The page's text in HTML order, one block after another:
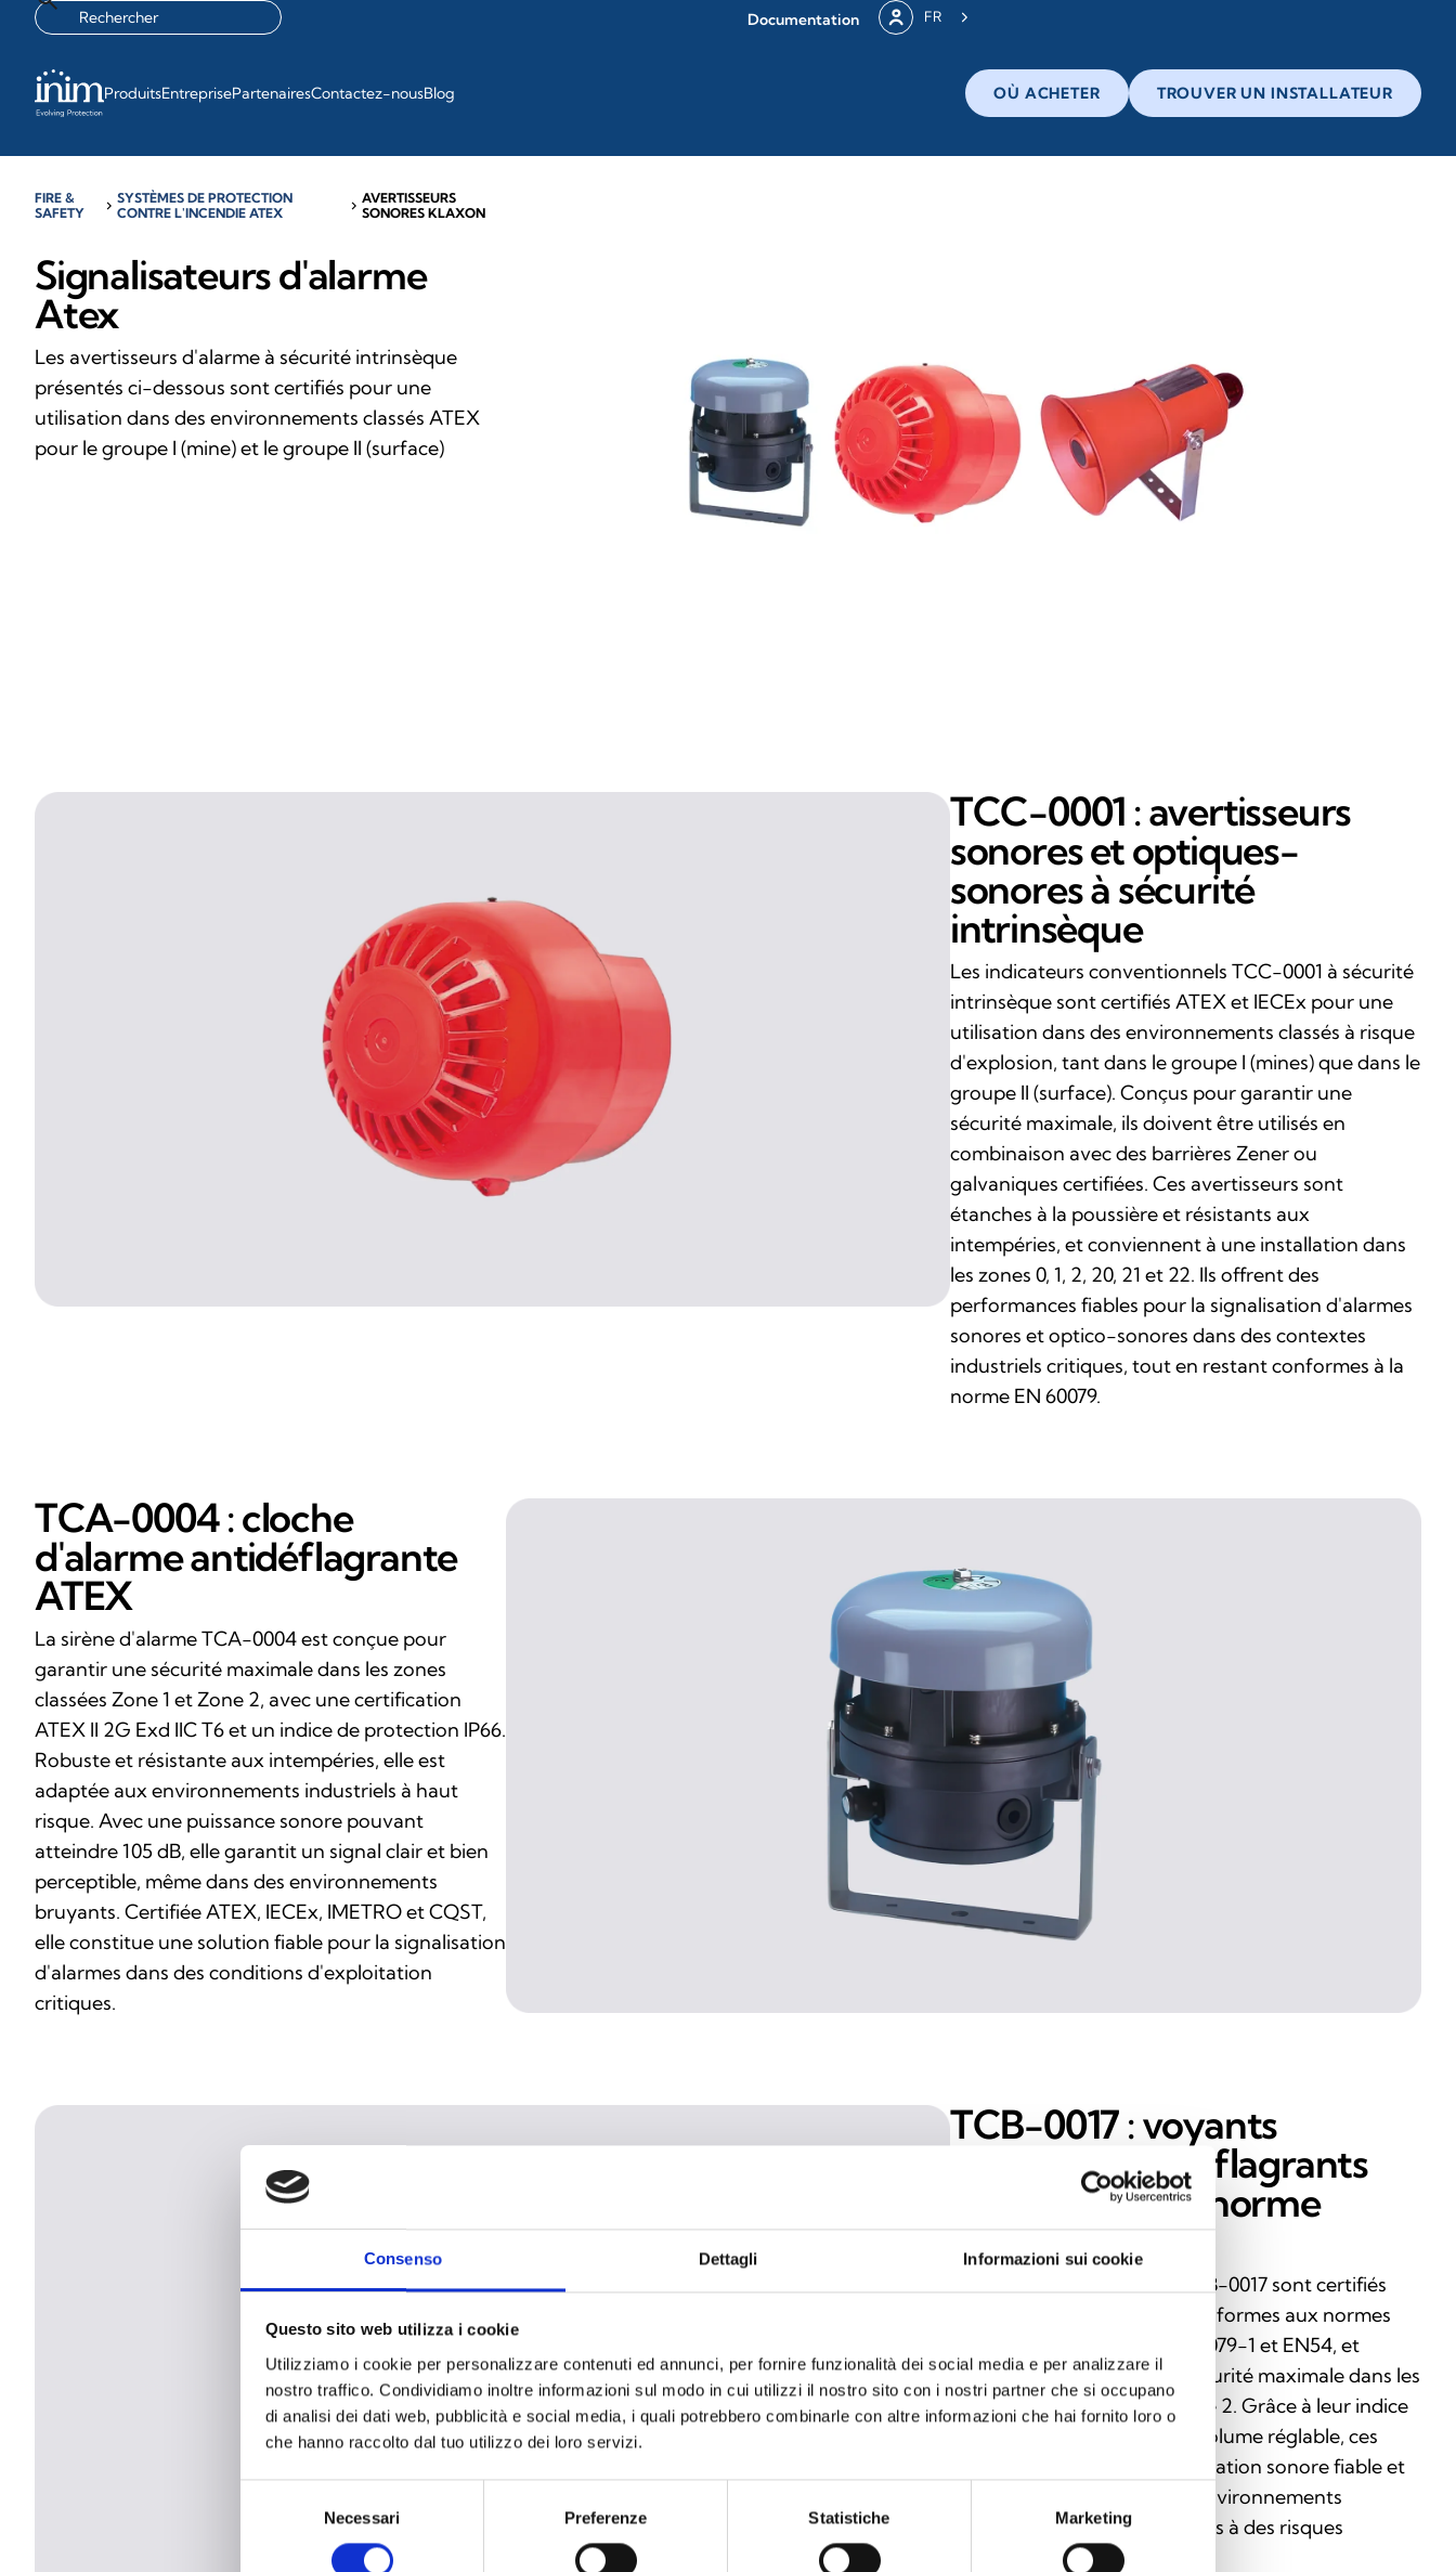
Consenso Dettagli Informazioni sui cookie
Questo sito web utilizza i cookie
Utilizziamo i cookie per personalizzare contenuti ed annunci, per fornire funzionalità dei social media e per analizzare il
nostro traffico. Condividiamo inoltre informazioni sul modo in cui utilizzi il nostro sito con i nostri partner che si occupano
di analisi dei dati web, pubblicità e social media, i quali potrebbero combinarle con altre informazioni che hai fornito loro o
che hanno raccolto dal tuo utilizzo dei loro servizi.
Necessari Preferenze Statistiche Marketing
Documentation FR
ProduitsEntreprisePartenairesContactez-nousBlog OÙ ACHETER TROUVER UN INSTALLATEUR
FIRE &
SAFETY
chevron_right SYSTÈMES DE PROTECTION
CONTRE L'INCENDIE ATEX
chevron_rightAVERTISSEURS
SONORES KLAXON
Signalisateurs d'alarme
Atex
Les avertisseurs d'alarme à sécurité intrinsèque
présentés ci-dessous sont certifiés pour une
utilisation dans des environnements classés ATEX
pour le groupe I (mine) et le groupe II (surface)
TCC-0001 : avertisseurs
sonores et optiques-
sonores à sécurité
intrinsèque
Les indicateurs conventionnels TCC-0001 à sécurité
intrinsèque sont certifiés ATEX et IECEx pour une
utilisation dans des environnements classés à risque
d'explosion, tant dans le groupe I (mines) que dans le
groupe II (surface). Conçus pour garantir une
sécurité maximale, ils doivent être utilisés en
combinaison avec des barrières Zener ou
galvaniques certifiées. Ces avertisseurs sont
étanches à la poussière et résistants aux
intempéries, et conviennent à une installation dans
les zones 0, 1, 2, 20, 21 et 22. Ils offrent des
performances fiables pour la signalisation d'alarmes
sonores et optico-sonores dans des contextes
industriels critiques, tout en restant conformes à la
norme EN 60079.
TCA-0004 : cloche
d'alarme antidéflagrante
ATEX
La sirène d'alarme TCA-0004 est conçue pour
garantir une sécurité maximale dans les zones
classées Zone 1 et Zone 2, avec une certification
ATEX II 2G Exd IIC T6 et un indice de protection IP66.
Robuste et résistante aux intempéries, elle est
adaptée aux environnements industriels à haut
risque. Avec une puissance sonore pouvant
atteindre 105 dB, elle garantit un signal clair et bien
perceptible, même dans des environnements
bruyants. Certifiée ATEX, IECEx, IMETRO et CQST,
elle constitue une solution fiable pour la signalisation
d'alarmes dans des conditions d'exploitation
critiques.
TCB-0017 : voyants
d'alarme antidéflagrants
conformes à la norme
ATEX
Les avertisseurs d'alarme TCB-0017 sont certifiés
ATEX II 2G Exd IIC T4–T6, conformes aux normes
EN (CEI) 60079-0, EN (CEI) 60079-1 et EN54, et
conçus pour garantir une sécurité maximale dans les
zones classées Zone 1 et Zone 2. Grâce à leur indice
de protection IP66 et à leur volume réglable, ces
dispositifs offrent une signalisation sonore fiable et
adaptable, même dans des environnements
industriels critiques et exposés à des risques